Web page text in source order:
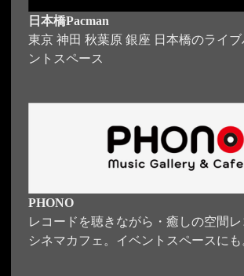
日本橋Pacman
東京 神田 秋葉原 銀座 日本橋のライ
ントスペース
PHONO
レコードを聴きながら・癒しの空間
シネマカフェ。イベントスペースにも